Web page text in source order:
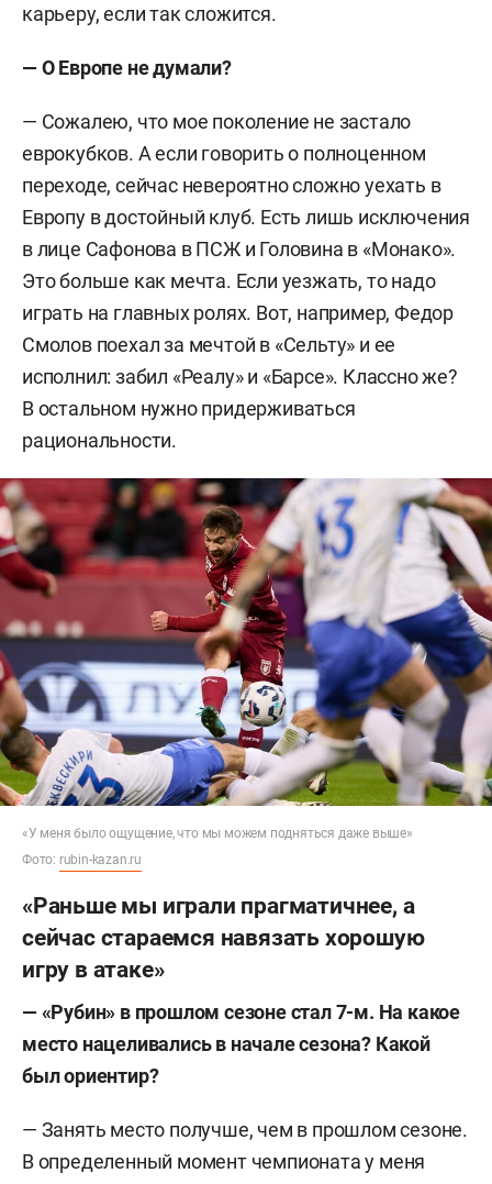
карьеру, если так сложится.
— О Европе не думали?
— Сожалею, что мое поколение не застало
еврокубков. А если говорить о полноценном
переходе, сейчас невероятно сложно уехать в
Европу в достойный клуб. Есть лишь исключения
в лице Сафонова в ПСЖ и Головина в «Монако».
Это больше как мечта. Если уезжать, то надо
играть на главных ролях. Вот, например, Федор
Смолов поехал за мечтой в «Сельту» и ее
исполнил: забил «Реалу» и «Барсе». Классно же?
В остальном нужно придерживаться
рациональности.
«У меня было ощущение, что мы можем подняться даже выше»
Фото: rubin-kazan.ru
«Раньше мы играли прагматичнее, а
сейчас стараемся навязать хорошую
игру в атаке»
— «Рубин» в прошлом сезоне стал 7-м. На какое
место нацеливались в начале сезона? Какой
был ориентир?
— Занять место получше, чем в прошлом сезоне.
В определенный момент чемпионата у меня